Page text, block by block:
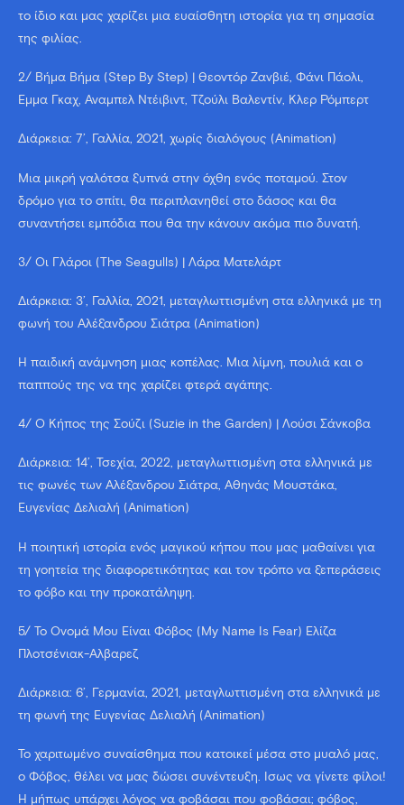
το ίδιο και μας χαρίζει μια ευαίσθητη ιστορία για τη σημασία
της φιλίας.
2/ Βήμα Βήμα (Step By Step) | Θεοντόρ Ζανβιέ, Φάνι Πάολι,
Έμμα Γκαχ, Άναμπελ Ντέιβιντ, Τζούλι Βαλεντίν, Κλερ Ρόμπερτ
Διάρκεια: 7’, Γαλλία, 2021, χωρίς διαλόγους (Animation)
Μια μικρή γαλότσα ξυπνά στην όχθη ενός ποταμού. Στον
δρόμο για το σπίτι, θα περιπλανηθεί στο δάσος και θα
συναντήσει εμπόδια που θα την κάνουν ακόμα πιο δυνατή.
3/ Οι Γλάροι (The Seagulls) | Λάρα Ματελάρτ
Διάρκεια: 3’, Γαλλία, 2021, μεταγλωττισμένη στα ελληνικά με τη
φωνή του Αλέξανδρου Σιάτρα (Animation)
Η παιδική ανάμνηση μιας κοπέλας. Μια λίμνη, πουλιά και ο
παππούς της να της χαρίζει φτερά αγάπης.
4/ Ο Κήπος της Σούζι (Suzie in the Garden) | Λούσι Σάνκοβα
Διάρκεια: 14’, Τσεχία, 2022, μεταγλωττισμένη στα ελληνικά με
τις φωνές των Αλέξανδρου Σιάτρα, Αθηνάς Μουστάκα,
Ευγενίας Δελιαλή (Animation)
Η ποιητική ιστορία ενός μαγικού κήπου που μας μαθαίνει για
τη γοητεία της διαφορετικότητας και τον τρόπο να ξεπεράσεις
το φόβο και την προκατάληψη.
5/ Το Όνομά Μου Είναι Φόβος (My Name Is Fear) Ελίζα
Πλοτσένιακ-Άλβαρεζ
Διάρκεια: 6’, Γερμανία, 2021, μεταγλωττισμένη στα ελληνικά με
τη φωνή της Ευγενίας Δελιαλή (Animation)
Το χαριτωμένο συναίσθημα που κατοικεί μέσα στο μυαλό μας,
ο Φόβος, θέλει να μας δώσει συνέντευξη. Ίσως να γίνετε φίλοι!
Ή μήπως υπάρχει λόγος να φοβάσαι που φοβάσαι; φόβος,